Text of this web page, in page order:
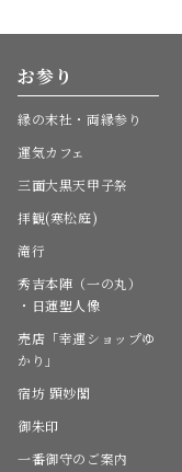
お参り
縁の末社・両縁参り
運気カフェ
三面大黒天甲子祭
拝観(寒松庭)
滝行
秀吉本陣（一の丸）
・日蓮聖人像
売店「幸運ショップゆ
かり」
宿坊 顕妙閣
御朱印
一番御守のご案内